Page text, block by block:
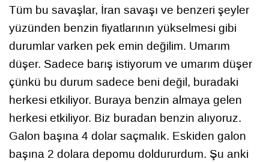
Tüm bu savaşlar, İran savaşı ve benzeri şeyler
yüzünden benzin fiyatlarının yükselmesi gibi
durumlar varken pek emin değilim. Umarım
düşer. Sadece barış istiyorum ve umarım düşer
çünkü bu durum sadece beni değil, buradaki
herkesi etkiliyor. Buraya benzin almaya gelen
herkesi etkiliyor. Biz buradan benzin alıyoruz.
Galon başına 4 dolar saçmalık. Eskiden galon
başına 2 dolara depomu doldururdum. Şu anki